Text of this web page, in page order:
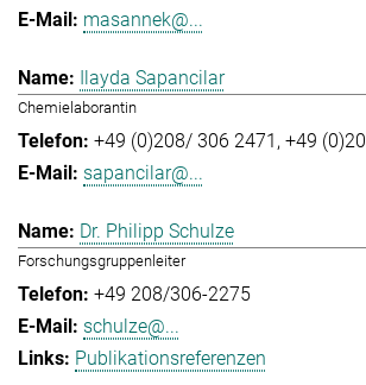
masannek@...
Ilayda Sapancilar
Chemielaborantin
+49 (0)208/ 306 2471 +49
sapancilar@...
Dr. Philipp Schulze
Forschungsgruppenleiter
+49 208/306-2275
schulze@...
Publikationsreferenzen